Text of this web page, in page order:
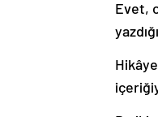
Evet,